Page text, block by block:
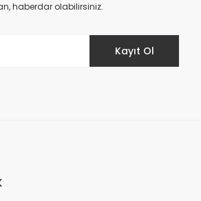
haberdar olabilirsiniz.
Kayıt Ol